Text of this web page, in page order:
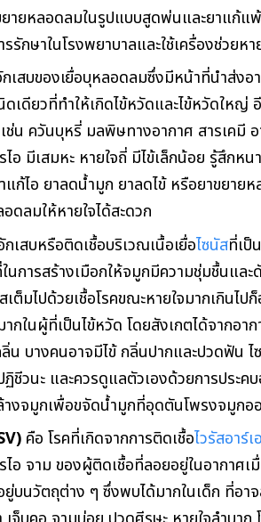
ยายหลอดลมในรูปแบบสูดพ่นและยาแก้แ
รักษาในโรงพยาบาลและใช้เครื่องช่วยหา
เสบของเยื่อบุหลอดลมซึ่งมีหน้าที่นำส่งอ
ดเดียวที่ทำให้เกิดไข้หวัดและไข้หวัดใหญ่
ช่น ควันบุหรี่ มลพิษทางอากาศ สารเคมี
ไอ มีเสมหะ หายใจถี่ มีไข้เล็กน้อย รู้สึกห
แก้ไอ ยาลดน้ำมูก ยาลดไข้ หรือยาขยา
ดลมให้หายใจได้สะดวก
กเสบหรือติดเชื้อบริเวณเนื้อเยื่อไซนัสที่เป็
การสร้างเมือกให้จมูกมีความชุ่มชื้นแล
ต็มไปด้วยเชื้อโรคขณะหายใจมากเกินไป
กในผู้ที่เป็นไข้หวัด โดยสังเกตได้จากอา
น บางคนอาจมีไข้ กลิ่นปากและปวดฟัน ไ
ฏิชีวนะ และควรดูแลตัวเองด้วยการประ
างจมูกเพื่อขจัดน้ำมูกที่อุดตันโพรงจมูกอ
คือ โรคที่เกิดจากการติดเชื้อไวรัสอาร์เ
อ จาม ของผู้ติดเชื้อที่ลอยอยู่ในอากาศเมื่
นวัตถุต่าง ๆ ซึ่งพบได้มากในเด็ก ที่อาจ